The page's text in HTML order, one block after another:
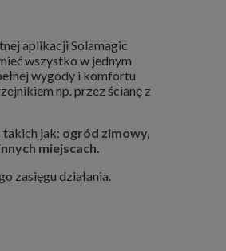
aplikacji Solamagic
wszystko w jednym
wygody i komfortu
np. przez ścianę z
takich jak: ogród zimowy,
miejscach.
zasięgu działania.